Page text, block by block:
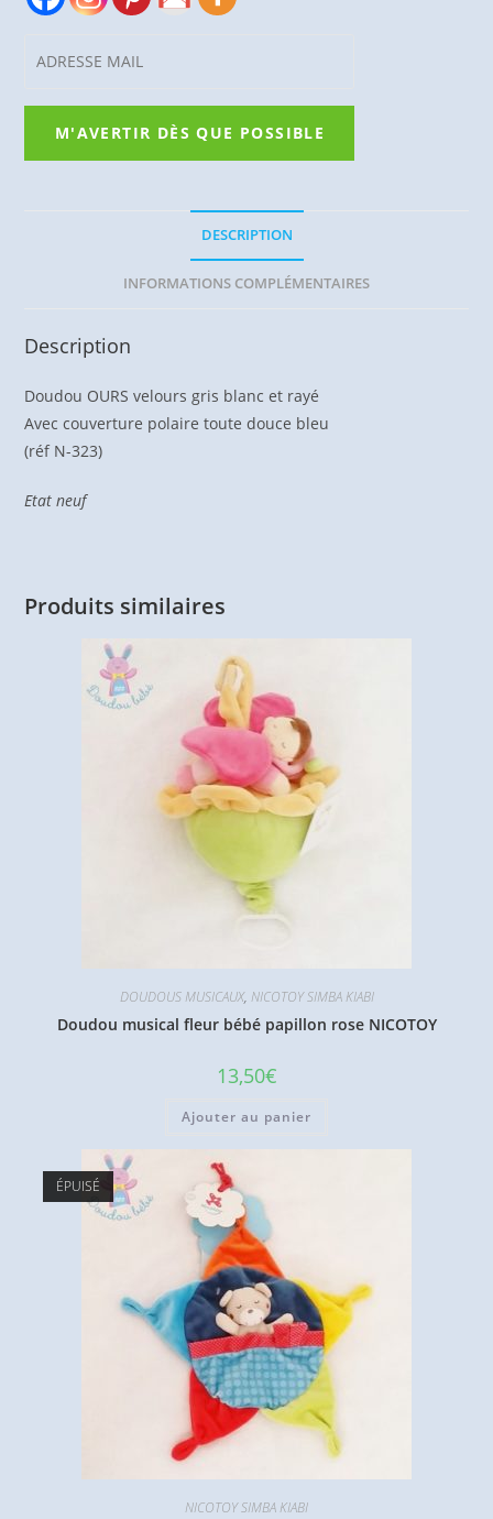
DESCRIPTION
INFORMATIONS COMPLÉMENTAIRES
Description
Doudou OURS velours gris blanc et rayé
Avec couverture polaire toute douce bleu
(réf N-323)
Etat neuf
Produits similaires
DOUDOUS MUSICAUX, NICOTOY SIMBA KIABI
Doudou musical fleur bébé papillon rose NICOTOY
13,50€
Ajouter au panier
ÉPUISÉ
NICOTOY SIMBA KIABI